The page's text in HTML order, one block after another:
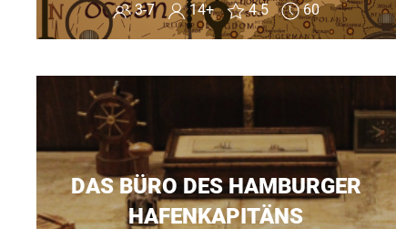
3-7 14+ 4.5 60
DAS BÜRO DES HAMBURGER
HAFENKAPITÄNS